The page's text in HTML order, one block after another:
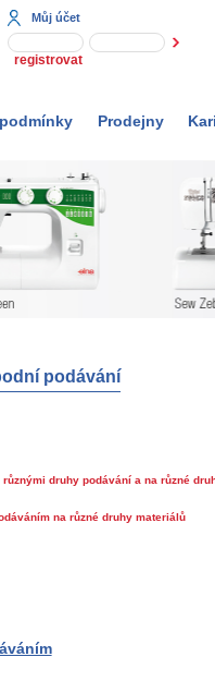
Můj účet
registrovat
Prodejny
podávání
druhy podávání a na různé
na různé druhy materiálů